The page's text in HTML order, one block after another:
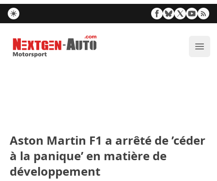
Nextgen-Auto.com
Aston Martin F1 a arrêté de ’céder
à la panique’ en matière de
développement